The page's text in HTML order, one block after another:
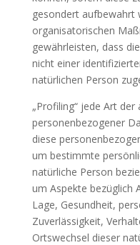
gesondert aufbewahrt
organisatorischen
gewährleisten, dass
nicht einer
natürlichen Person
„Profiling“ jede Art
personenbezogener
diese
um bestimmte
natürliche Person
um Aspekte bezüglich
Lage, Gesundheit,
Zuverlässigkeit,
Ortswechsel dieser